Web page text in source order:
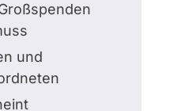
und